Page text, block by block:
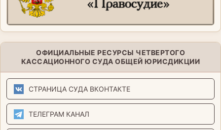
ОФИЦИАЛЬНЫЕ РЕСУРСЫ ЧЕТВЕРТОГО
КАССАЦИОННОГО СУДА ОБЩЕЙ ЮРИСДИКЦИИ
СТРАНИЦА СУДА ВКОНТАКТЕ
ТЕЛЕГРАМ КАНАЛ